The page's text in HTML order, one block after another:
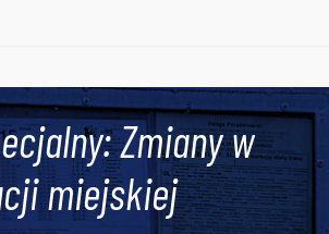
Zmiany w
miejskiej